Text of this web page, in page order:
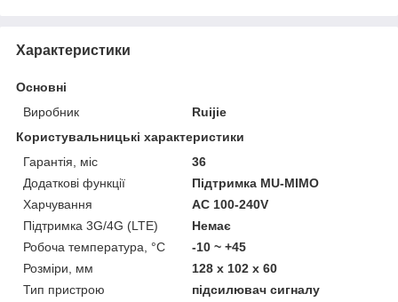
Характеристики
Основні
Виробник
Ruijie
Користувальницькі характеристики
Гарантія, міс
36
Додаткові функції
Підтримка MU-MIMO
Харчування
AC 100-240V
Підтримка 3G/4G (LTE)
Немає
Робоча температура, °C
-10 ~ +45
Розміри, мм
128 x 102 x 60
Тип пристрою
підсилювач сигналу